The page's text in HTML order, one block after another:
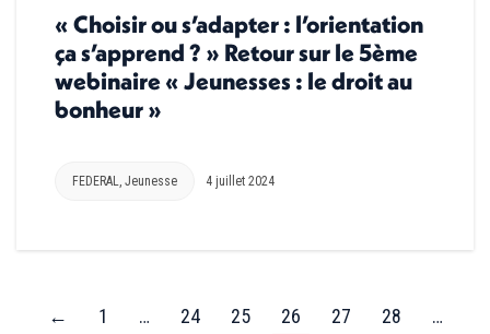
« Choisir ou s’adapter : l’orientation
ça s’apprend ? » Retour sur le 5ème
webinaire « Jeunesses : le droit au
bonheur »
FEDERAL Jeunesse 4 juillet 2024
← 1 … 24 25 26 27 28
…